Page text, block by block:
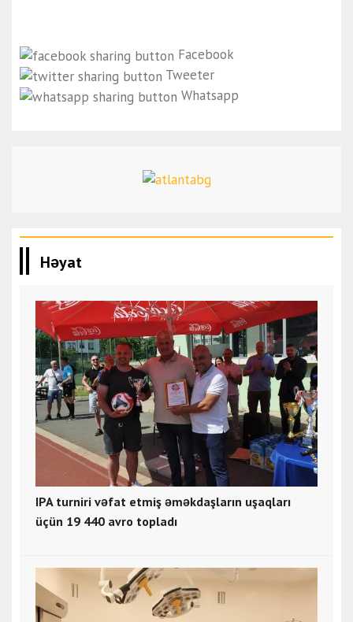
Facebook
Tweeter
Whatsapp
Həyat
IPA turniri vəfat etmiş əməkdaşların uşaqları
üçün 19 440 avro topladı